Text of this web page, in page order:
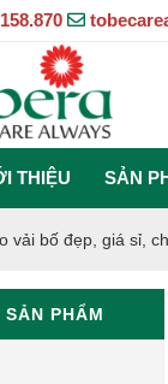
THIỆU SẢN
vải bố đẹp, giá sỉ,
SẢN PHẨM